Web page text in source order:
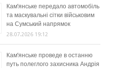
Кам’янське передало автомобіль
та маскувальні сітки військовим
на Сумський напрямок
28.07.2026 19:12
Кам’янське проведе в останню
путь полеглого захисника Андрія